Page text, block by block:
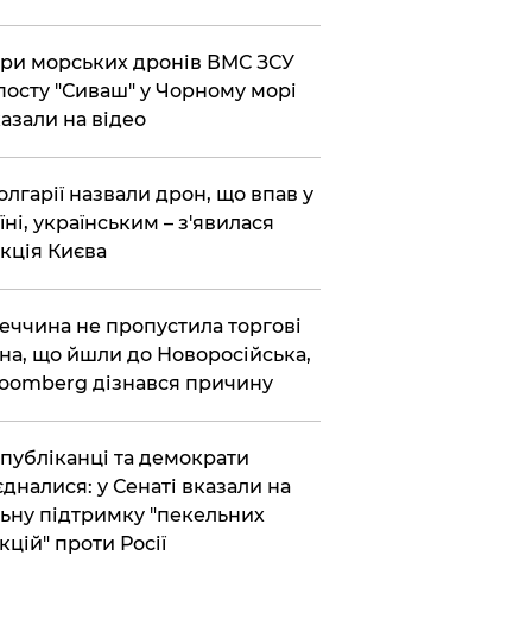
морських дронів ВМС ЗСУ
"Сиваш" у Чорному морі
на відео
назвали дрон, що впав у
українським – з'явилася
Києва
не пропустила торгові
що йшли до Новоросійська,
дізнався причину
та демократи
у Сенаті вказали на
підтримку "пекельних
проти Росії